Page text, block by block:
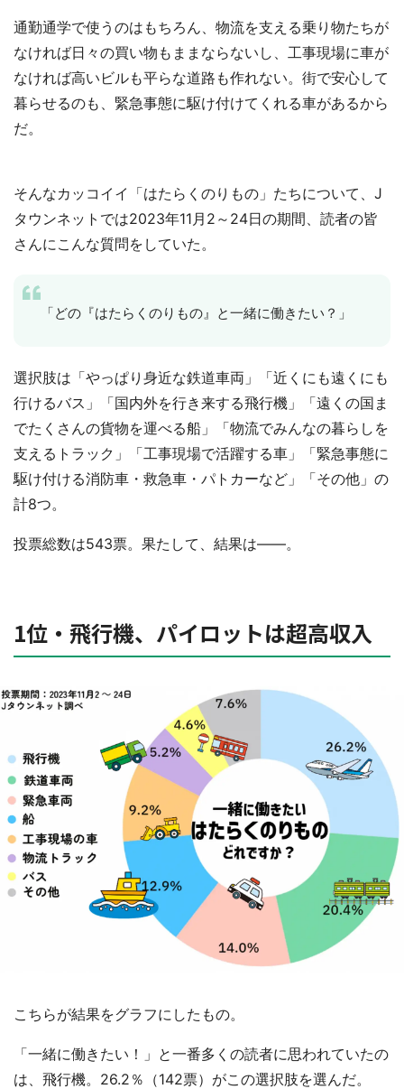
通勤通学で使うのはもちろん、物流を支える乗り物たちが
なければ日々の買い物もままならないし、工事現場に車が
なければ高いビルも平らな道路も作れない。街で安心して
暮らせるのも、緊急事態に駆け付けてくれる車があるから
だ。
そんなカッコイイ「はたらくのりもの」たちについて、J
タウンネットでは2023年11月2～24日の期間、読者の皆
さんにこんな質問をしていた。
「どの『はたらくのりもの』と一緒に働きたい？」
選択肢は「やっぱり身近な鉄道車両」「近くにも遠くにも
行けるバス」「国内外を行き来する飛行機」「遠くの国ま
でたくさんの貨物を運べる船」「物流でみんなの暮らしを
支えるトラック」「工事現場で活躍する車」「緊急事態に
駆け付ける消防車・救急車・パトカーなど」「その他」の
計8つ。
投票総数は543票。果たして、結果は――。
1位・飛行機、パイロットは超高収入
こちらが結果をグラフにしたもの。
「一緒に働きたい！」と一番多くの読者に思われていたの
は、飛行機。26.2％（142票）がこの選択肢を選んだ。